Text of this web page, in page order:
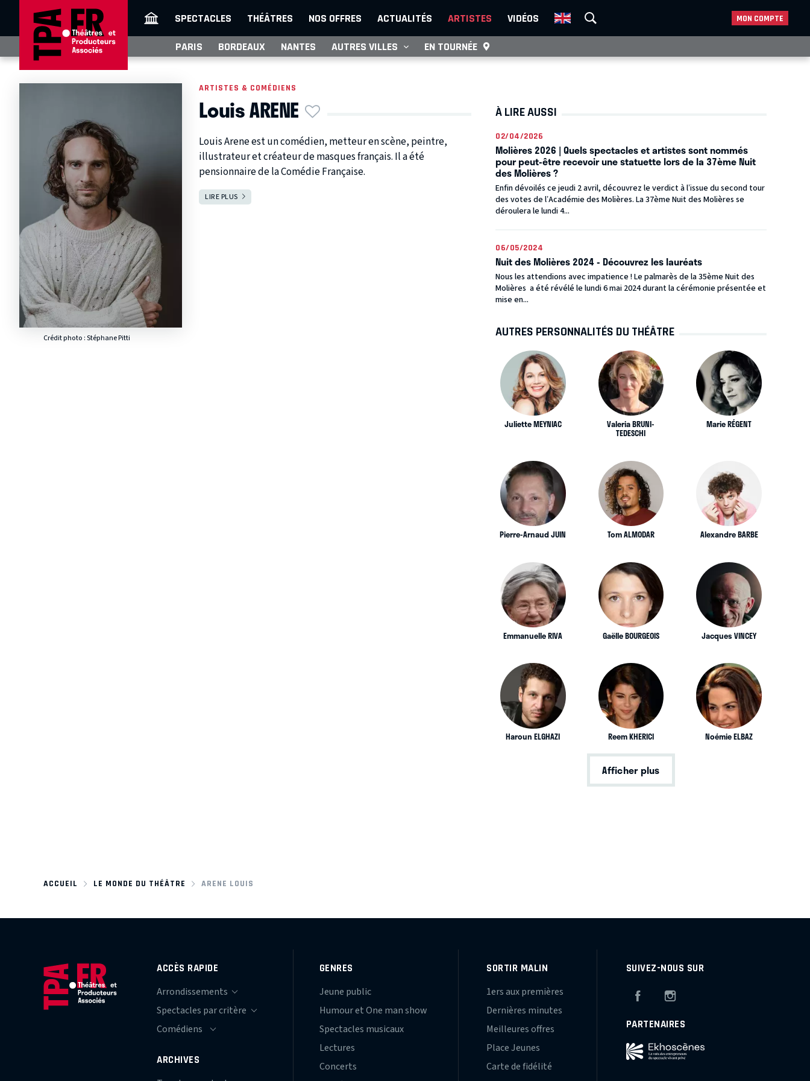
SPECTACLES THÉÂTRES NOS OFFRES ACTUALITÉS ARTISTES VIDÉOS MON COMPTE
PARIS BORDEAUX NANTES AUTRES VILLES EN TOURNÉE
Crédit photo : Stéphane Pitti
ARTISTES & COMÉDIENS
Louis ARENE
Louis Arene est un comédien, metteur en scène, peintre,
illustrateur et créateur de masques français. Il a été
pensionnaire de la Comédie Française.
LIRE PLUS
À LIRE AUSSI
02/04/2026
Molières 2026 | Quels spectacles et artistes sont nommés
pour peut-être recevoir une statuette lors de la 37ème Nuit
des Molières ?
Enfin dévoilés ce jeudi 2 avril, découvrez le verdict à l’issue du second tour
des votes de l’Académie des Molières. La 37ème Nuit des Molières se
déroulera le lundi 4...
06/05/2024
Nuit des Molières 2024 - Découvrez les lauréats
Nous les attendions avec impatience ! Le palmarès de la 35ème Nuit des
Molières a été révélé le lundi 6 mai 2024 durant la cérémonie présentée et
mise en...
AUTRES PERSONNALITÉS DU THÉÂTRE
Juliette MEYNIAC Valeria BRUNI-
TEDESCHI
Marie RÉGENT
Pierre-Arnaud JUIN Tom ALMODAR Alexandre BARBE
Emmanuelle RIVA Gaëlle BOURGEOIS Jacques VINCEY
Haroun ELGHAZI Reem KHERICI Noémie ELBAZ
Afficher plus
ACCUEIL LE MONDE DU THÉÂTRE ARENE LOUIS
ACCÈS RAPIDE
ARCHIVES
GENRES
Jeune public
Humour et One man show
Spectacles musicaux
Lectures
Concerts
SORTIR MALIN
1ers aux premières
Dernières minutes
Meilleures offres
Place Jeunes
Carte de fidélité
SUIVEZ-NOUS SUR
Facebook
PARTENAIRES